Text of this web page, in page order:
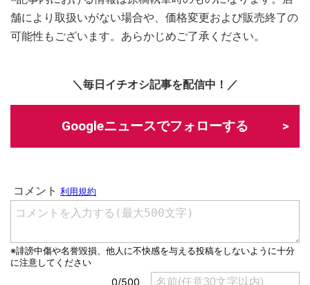
舗により取扱いがない場合や、価格変更および販売終了の
可能性もございます。あらかじめご了承ください。
＼毎日イチオシ記事を配信中！／
Googleニュースでフォローする